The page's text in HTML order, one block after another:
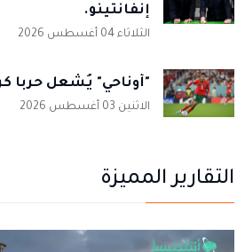
إنفانتينو.
الثلاثاء 04 أغسطس 2026
"أوناحي" يُشعل حربا
الاثنين 03 أغسطس 2026
التقارير المميزة